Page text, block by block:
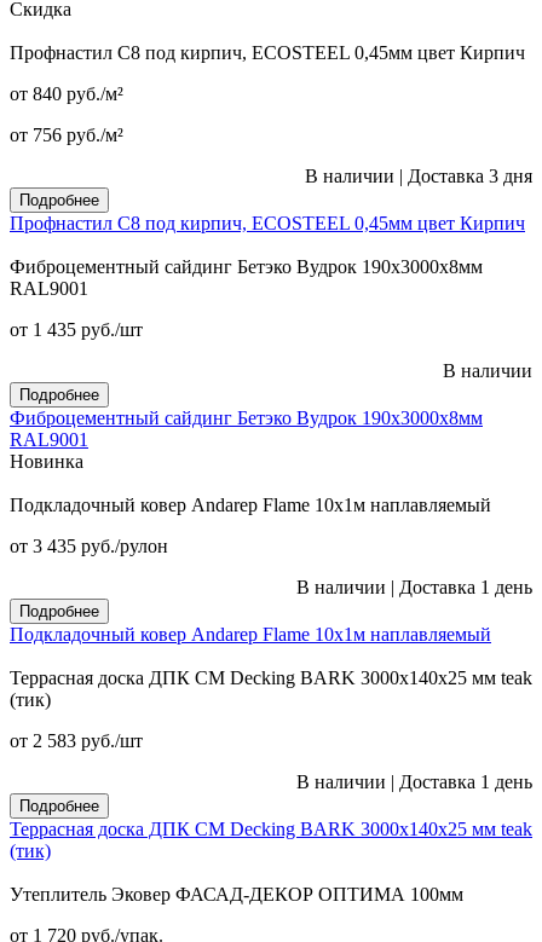
Скидка
Профнастил С8 под кирпич, ECOSTEEL 0,45мм цвет Кирпич
от 840 руб./м²
от 756 руб./м²
В наличии | Доставка 3 дня
Подробнее
Профнастил С8 под кирпич, ECOSTEEL 0,45мм цвет Кирпич
Фиброцементный сайдинг Бетэко Вудрок 190х3000х8мм
RAL9001
от 1 435 руб./шт
В наличии
Подробнее
Фиброцементный сайдинг Бетэко Вудрок 190х3000х8мм
RAL9001
Новинка
Подкладочный ковер Andarep Flame 10х1м наплавляемый
от 3 435 руб./рулон
В наличии | Доставка 1 день
Подробнее
Подкладочный ковер Andarep Flame 10х1м наплавляемый
Террасная доска ДПК CM Decking BARK 3000х140х25 мм teak
(тик)
от 2 583 руб./шт
В наличии | Доставка 1 день
Подробнее
Террасная доска ДПК CM Decking BARK 3000х140х25 мм teak
(тик)
Утеплитель Эковер ФАСАД-ДЕКОР ОПТИМА 100мм
от 1 720 руб./упак.